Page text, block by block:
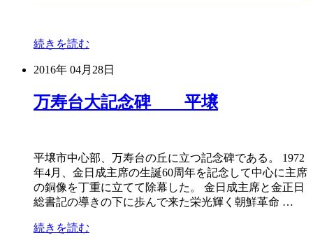
続きを読む
2016年 04月28日
万寿台大記念碑 平壌
平壌市中心部、万寿台の丘に立つ記念碑である。 1972
年4月、金日成主席の生誕60周年を記念して中心に主席
の銅像を丁重に立てて除幕した。 金日成主席と金正日
総書記の導きの下に歩んで来た栄光輝く朝鮮革命 …
続きを読む